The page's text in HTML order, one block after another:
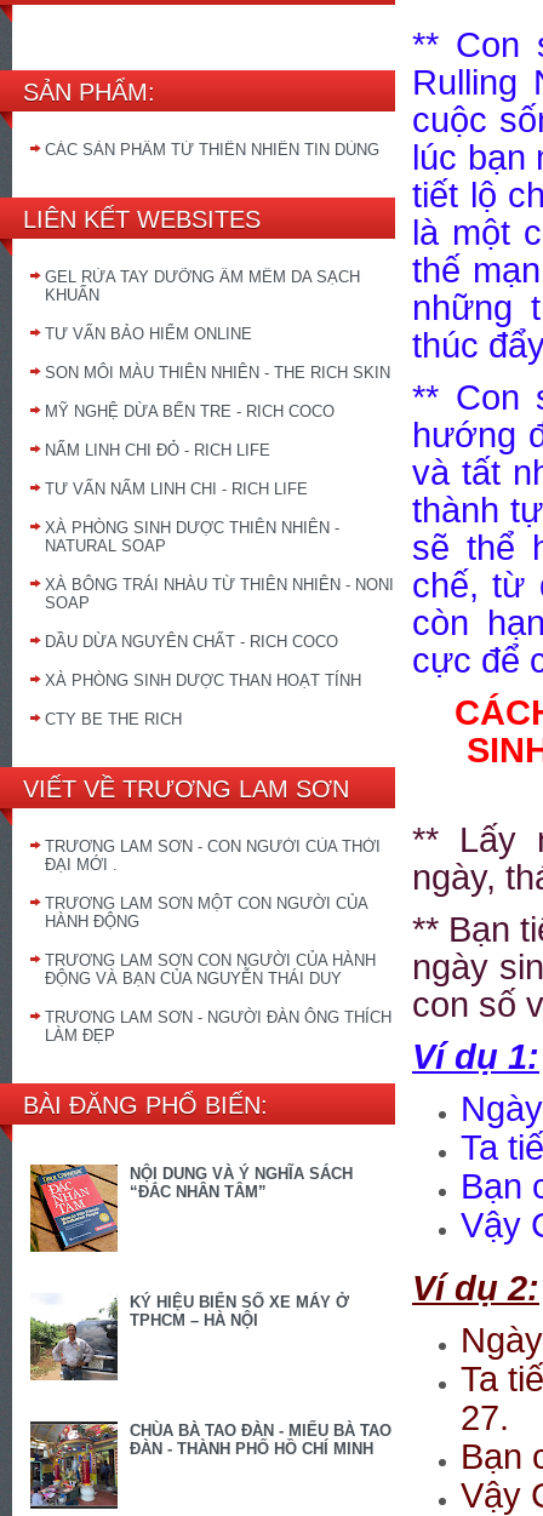
SẢN PHẨM:
CÁC SẢN PHẨM TỪ THIÊN NHIÊN TIN DÙNG
LIÊN KẾT WEBSITES
GEL RỬA TAY DƯỠNG ẨM MỀM DA SẠCH
KHUẨN
TƯ VẤN BẢO HIỂM ONLINE
SON MÔI MÀU THIÊN NHIÊN - THE RICH SKIN
MỸ NGHỆ DỪA BẾN TRE - RICH COCO
NẤM LINH CHI ĐỎ - RICH LIFE
TƯ VẤN NẤM LINH CHI - RICH LIFE
XÀ PHÒNG SINH DƯỢC THIÊN NHIÊN -
NATURAL SOAP
XÀ BÔNG TRÁI NHÀU TỪ THIÊN NHIÊN - NONI
SOAP
DẦU DỪA NGUYÊN CHẤT - RICH COCO
XÀ PHÒNG SINH DƯỢC THAN HOẠT TÍNH
CTY BE THE RICH
VIẾT VỀ TRƯƠNG LAM SƠN
TRƯƠNG LAM SƠN - CON NGƯỜI CỦA THỜI
ĐẠI MỚI .
TRƯƠNG LAM SƠN MỘT CON NGƯỜI CỦA
HÀNH ĐỘNG
TRƯƠNG LAM SƠN CON NGƯỜI CỦA HÀNH
ĐỘNG VÀ BẠN CỦA NGUYỄN THÁI DUY
TRƯƠNG LAM SƠN - NGƯỜI ĐÀN ÔNG THÍCH
LÀM ĐẸP
BÀI ĐĂNG PHỔ BIẾN:
NỘI DUNG VÀ Ý NGHĨA SÁCH
“ĐẮC NHÂN TÂM”
KÝ HIỆU BIỂN SỐ XE MÁY Ở
TPHCM – HÀ NỘI
CHÙA BÀ TAO ĐÀN - MIẾU BÀ TAO
ĐÀN - THÀNH PHỐ HỒ CHÍ MINH
** Con
Rulling
cuộc số
lúc bạn
tiết lộ
là một
thế mạ
những
thúc đẩ
** Con
hướng
vàtất
thành tự
sẽ thể
chế, từ
còn hạ
cực để
** Lấy
ngày,
** Bạn ti
ngày
con số
Ví dụ 1:
Ta tiế
Bạn
Vậy
Ví dụ 2:
Ta tiế
27.
Bạn
Vậy